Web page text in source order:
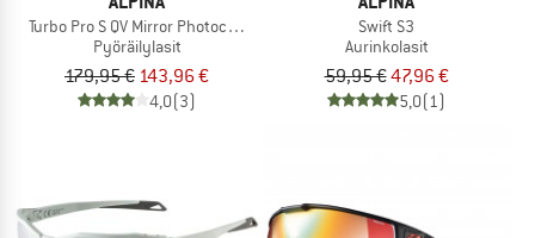
Turbo Pro S QV Mirror Photochromic S1-3
Pyöräilylasit
179,95 € 143,96 €
4,0(3)
Swift S3
Aurinkolasit
59,95 €47,96 €
5,0(1)